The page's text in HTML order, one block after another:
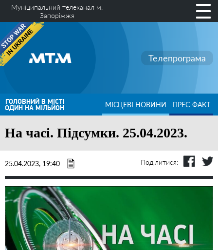
Муніципальний телеканал м.
Запоріжжя
Телепрограма
ГОЛОВНИЙ В МІСТІ
ОДИН НА МІЛЬЙОН МІСЦЕВІ НОВИНИ ПРЕС-ФАКТ
На часі. Підсумки. 25.04.2023.
25.04.2023, 19:40 Поділитися: